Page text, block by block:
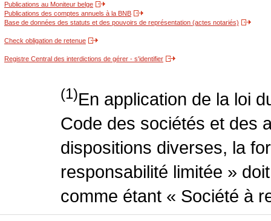
Publications au Moniteur belge
Publications des comptes annuels à la BNB
Base de données des statuts et des pouvoirs de représentation (actes notariés)
Check obligation de retenue
Registre Central des interdictions de gérer - s'identifier
(1)En application de la loi
Code des sociétés et des
dispositions diverses, la
responsabilité limitée »
comme étant « Société à